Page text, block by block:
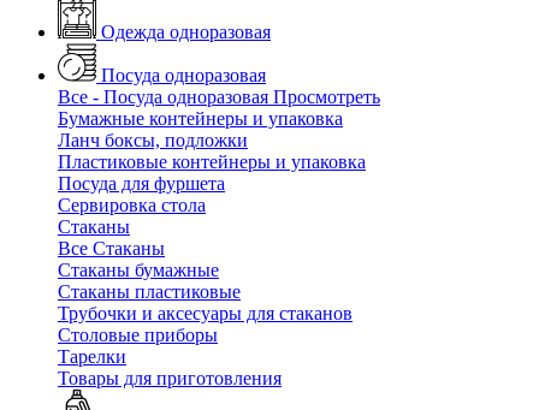
Одежда одноразовая
Посуда одноразовая
Все - Посуда одноразовая Просмотреть
Бумажные контейнеры и упаковка
Ланч боксы, подложки
Пластиковые контейнеры и упаковка
Посуда для фуршета
Сервировка стола
Стаканы
Все Стаканы
Стаканы бумажные
Стаканы пластиковые
Трубочки и аксесуары для стаканов
Столовые приборы
Тарелки
Товары для приготовления